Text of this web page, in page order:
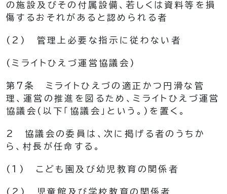
の施設及びその付属設備、若しくは資料等を損
傷するおそれがあると認められる者
(2) 管理上必要な指示に従わない者
(ミライトひえづ運営協議会)
第7条
ミライトひえづの適正かつ円滑な管
理、運営の推進を図るため、ミライトひえづ運営
協議会 (以下「協議会」という。) を置く。
2
協議会の委員は、次に掲げる者のうちか
ら、村長が任命する。
(1) こども園及び幼児教育の関係者
(2) 児童館及び学校教育の関係者